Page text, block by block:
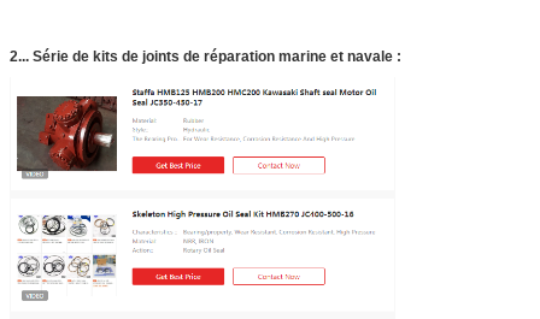
2... Série de kits de joints de réparation marine et navale :